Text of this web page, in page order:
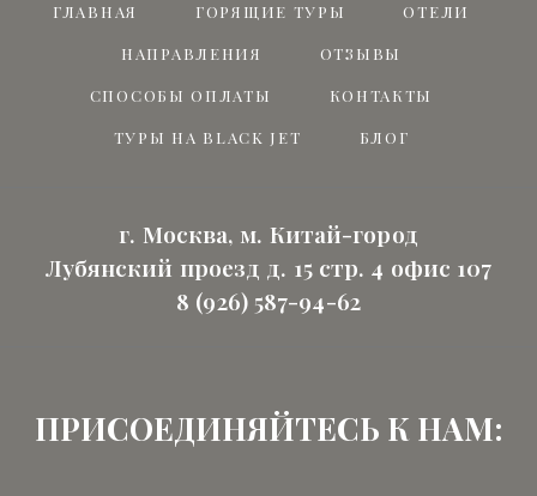
ГЛАВНАЯ ГОРЯЩИЕ ТУРЫ ОТЕЛИ
НАПРАВЛЕНИЯ ОТЗЫВЫ
СПОСОБЫ ОПЛАТЫ КОНТАКТЫ
ТУРЫ НА BLACK JET БЛОГ
г. Москва, м. Китай-город
Лубянский проезд д. 15 стр. 4 офис 107
8 (926) 587-94-62
ПРИСОЕДИНЯЙТЕСЬ К НАМ: